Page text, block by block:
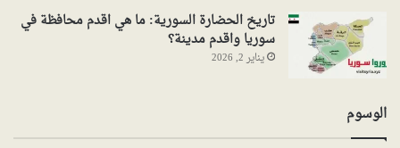
تاريخ الحضارة السورية: ما هي اقدم محافظة في
سوريا واقدم مدينة؟
يناير 2, 2026
الوسوم